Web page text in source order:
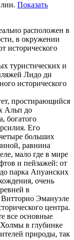
Показать
расположен в
в окружении
исторического
туристических и
Лидо ди
исторического
простирающийся
Альп до
богатого
Его
больших
равнина
мало где в мире
и пейзажей: от
парка Апуанских
очень
в
Витторио Эмануэле
центра.
все основные
в глубинке
природы, так